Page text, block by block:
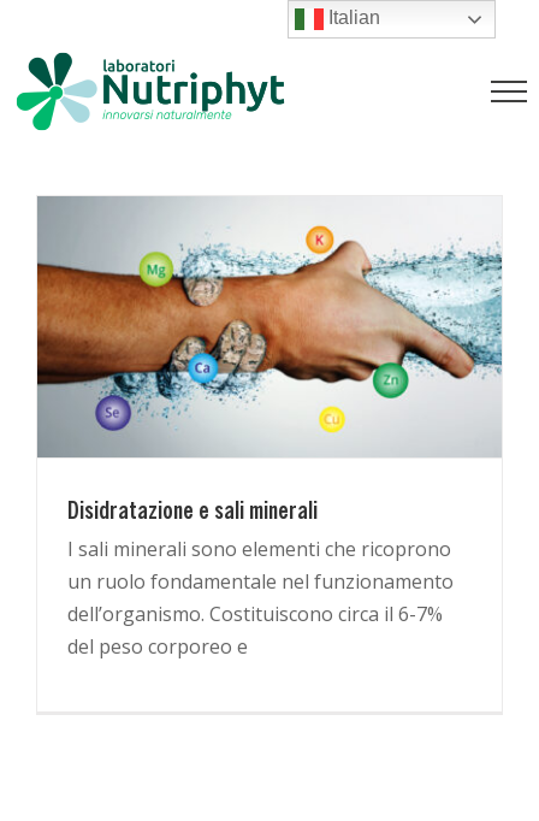
contenuto Disidratazione e sali minerali
Magazine
Disidratazione e sali minerali
I sali minerali sono elementi che ricoprono
un ruolo fondamentale nel funzionamento
dell’organismo. Costituiscono circa il 6-7%
del peso corporeo e
Italian